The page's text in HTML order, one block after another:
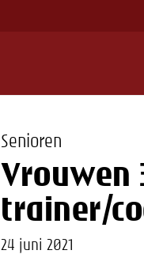
Senioren
Vrouwen
trainer/
24 juni 2021